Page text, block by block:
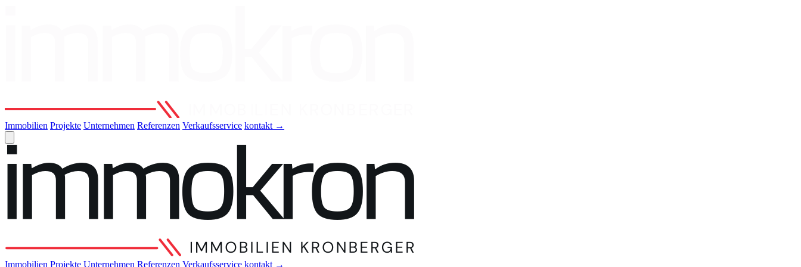
Immobilien Projekte Unternehmen Referenzen Verkaufsservice kontakt →
Immobilien Projekte Unternehmen Referenzen Verkaufsservice kontakt →